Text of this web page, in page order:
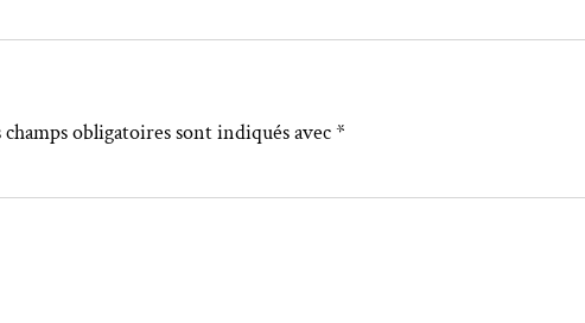
champs obligatoires sont indiqués avec*